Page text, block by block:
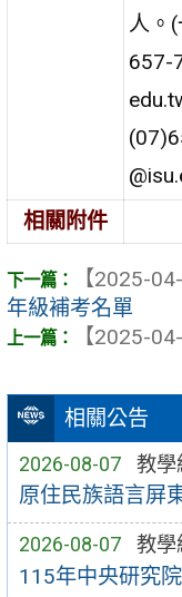
相關公告
2026-08-07 教學
原住民族語言屏
2026-08-07 教學
115年中央研究
人。
657-
相關附件
【2025-
年級補考名單
【2025-